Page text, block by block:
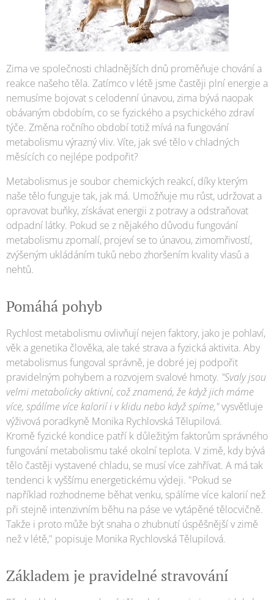
Zima ve společnosti chladnějších dnů proměňuje chování a
reakce našeho těla. Zatímco v létě jsme častěji plní energie a
nemusíme bojovat s celodenní únavou, zima bývá naopak
obávaným obdobím, co se fyzického a psychického zdraví
týče. Změna ročního období totiž mívá na fungování
metabolismu výrazný vliv. Víte, jak své tělo v chladných
měsících co nejlépe podpořit?
Metabolismus je soubor chemických reakcí, díky kterým
naše tělo funguje tak, jak má. Umožňuje mu růst, udržovat a
opravovat buňky, získávat energii z potravy a odstraňovat
odpadní látky. Pokud se z nějakého důvodu fungování
metabolismu zpomalí, projeví se to únavou, zimomřivostí,
zvýšeným ukládáním tuků nebo zhoršením kvality vlasů a
nehtů.
Pomáhá pohyb
Rychlost metabolismu ovlivňují nejen faktory, jako je pohlaví,
věk a genetika člověka, ale také strava a fyzická aktivita. Aby
metabolismus fungoval správně, je dobré jej podpořit
pravidelným pohybem a rozvojem svalové hmoty. "Svaly jsou
velmi metabolicky aktivní, což znamená, že když jich máme
více, spálíme více kalorií i v klidu nebo když spíme,"vysvětluje
výživová poradkyně Monika Rychlovská Tělupilová.
Kromě fyzické kondice patří k důležitým faktorům správného
fungování metabolismu také okolní teplota. V zimě, kdy bývá
tělo častěji vystavené chladu, se musí více zahřívat. A má tak
tendenci k vyššímu energetickému výdeji. "Pokud se
například rozhodneme běhat venku, spálíme více kalorií než
při stejně intenzivním běhu na páse ve vytápěné tělocvičně.
Takže i proto může být snaha o zhubnutí úspěšnější v zimě
než v létě," popisuje Monika Rychlovská Tělupilová.
Základem je pravidelné stravování